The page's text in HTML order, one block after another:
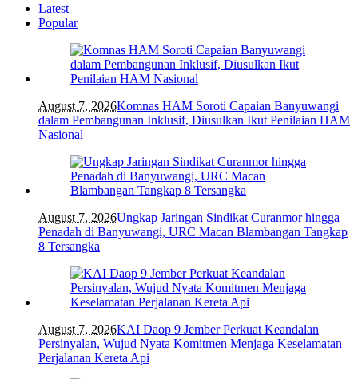
Latest
Popular
August 7, 2026Komnas HAM Soroti Capaian Banyuwangi
dalam Pembangunan Inklusif, Diusulkan Ikut Penilaian HAM
Nasional
August 7, 2026Ungkap Jaringan Sindikat Curanmor hingga
Penadah di Banyuwangi, URC Macan Blambangan Tangkap
8 Tersangka
August 7, 2026KAI Daop 9 Jember Perkuat Keandalan
Persinyalan, Wujud Nyata Komitmen Menjaga Keselamatan
Perjalanan Kereta Api